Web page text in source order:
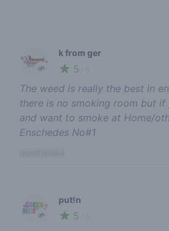
🌱
k from ger
5
The weed is really the best in
there is no smoking room but if
and want to smoke at Home/
Enschedes No#1
🌱
put!n
5